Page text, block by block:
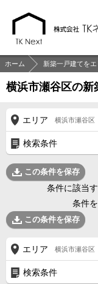
ホーム 新築一戸建てを
横浜市瀬谷区の新
エリア 横浜市瀬谷区
検索条件
この条件を保存
条件に該当
条件
この条件を保存
エリア 横浜市瀬谷区
検索条件
お知らせ
神奈川支店
沖縄支店